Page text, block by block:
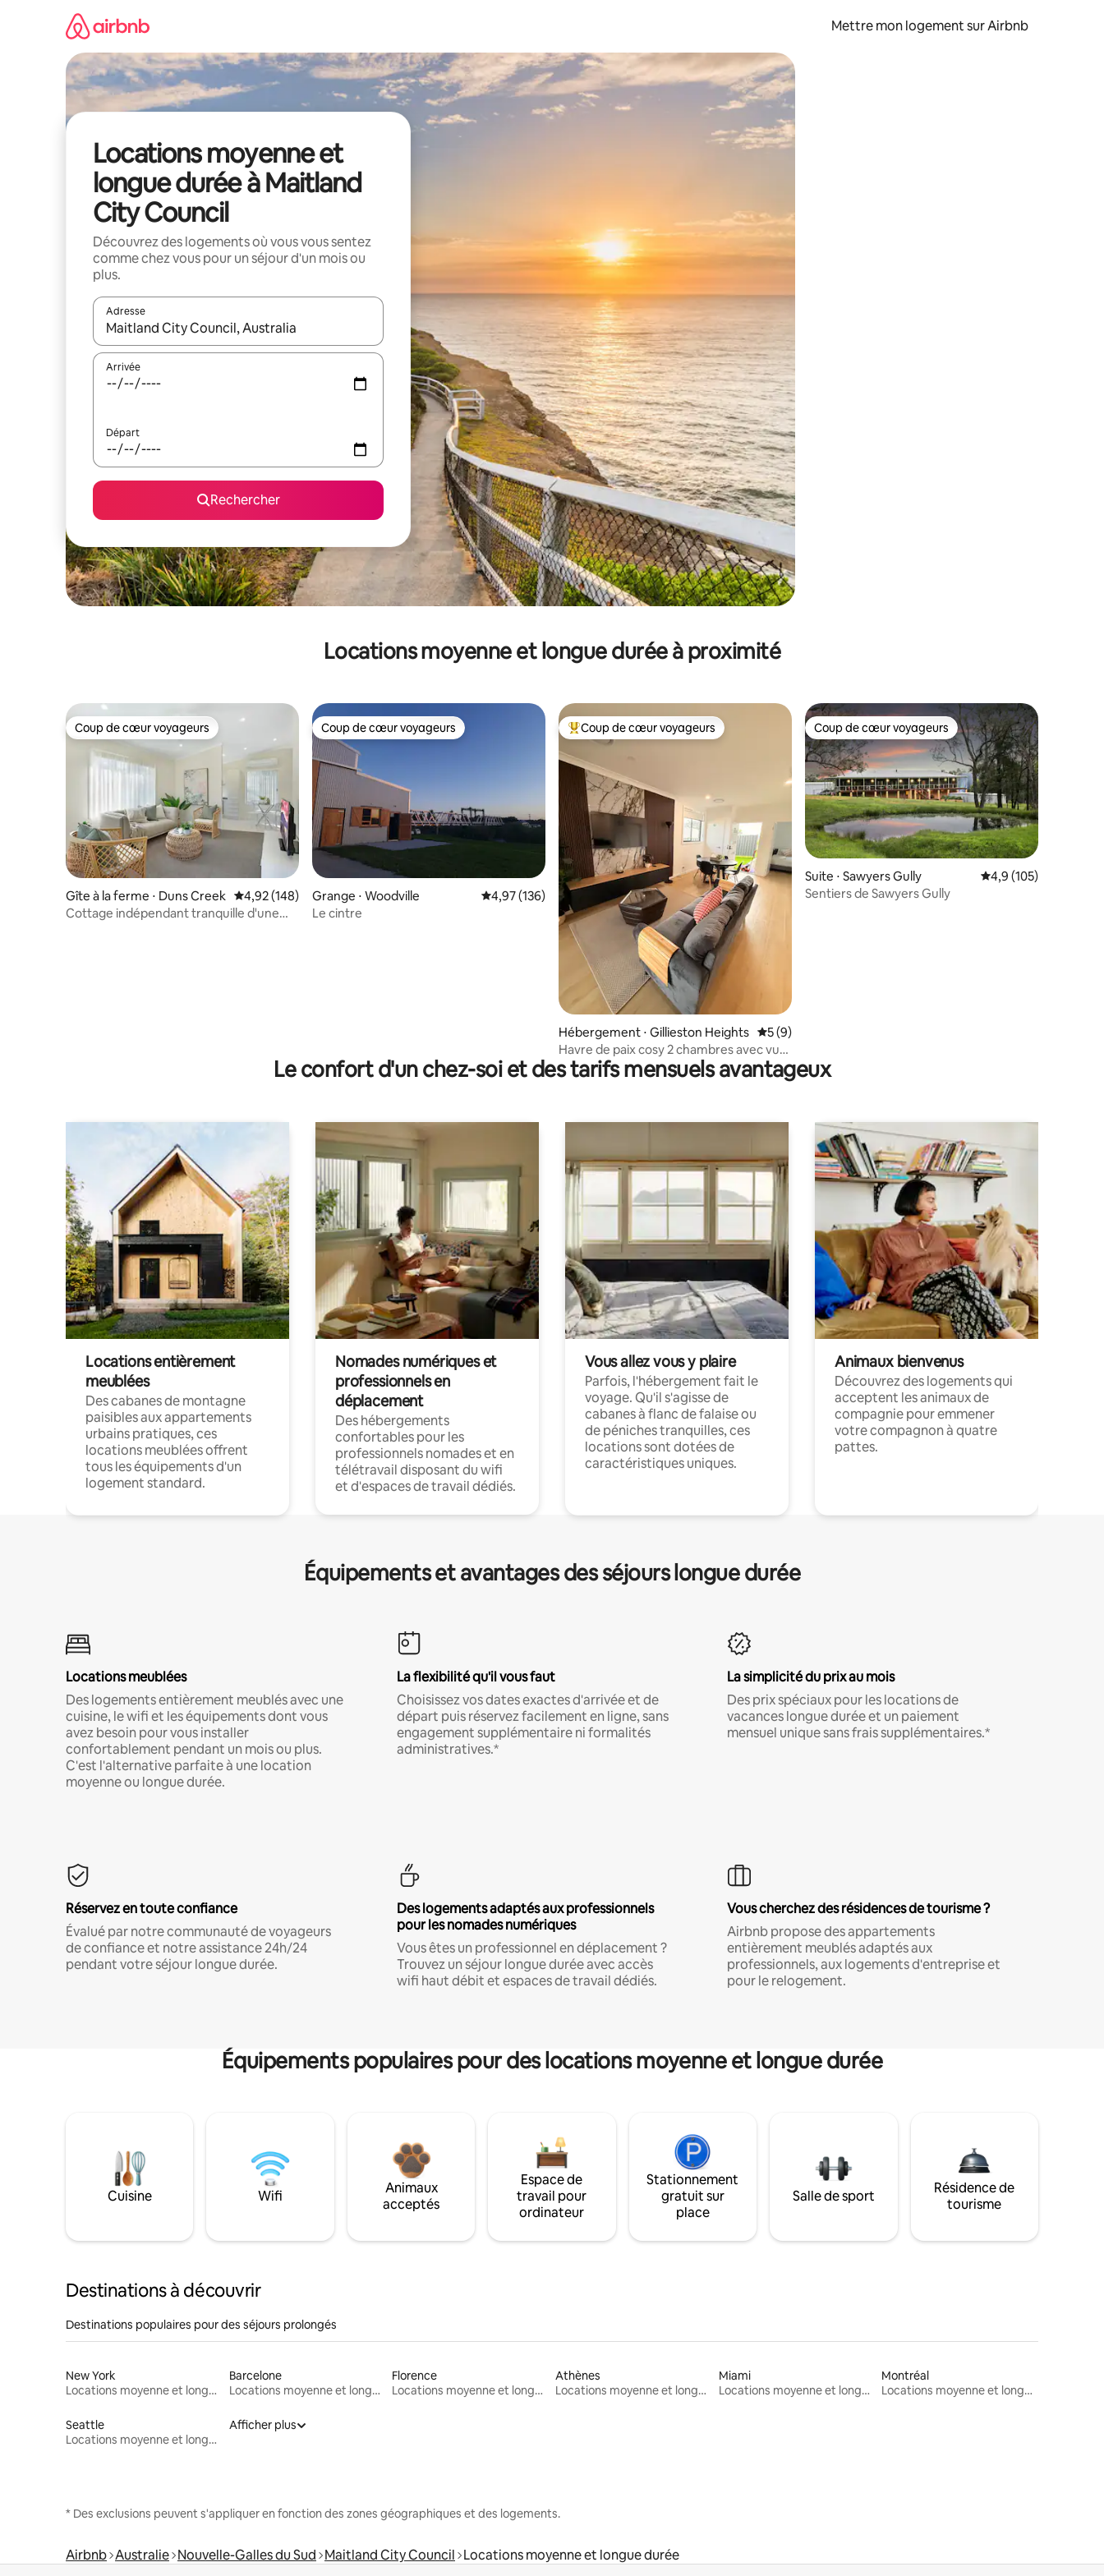
Mettre mon logement sur Airbnb
Locations moyenne et
longue durée à Maitland
City Council
Découvrez des logements où vous vous sentez
comme chez vous pour un séjour d'un mois ou
plus.
Adresse
Lorsque les résultats s'affichent, utilisez les flèches vers le haut et vers le bas pour les parcourir ou en appuyant et en faisant glisser.
Arrivée
Départ
Rechercher
Locations moyenne et longue durée à proximité
Coup de cœur voyageurs
Coup de cœur voyageurs
Gîte à la ferme ⋅ Duns Creek Évaluation moyenne sur la base de 148 commentaires : 4,92 sur 5
4,92 (148)
Cottage indépendant tranquille d'une
Coup de cœur voyageurs
Coup de cœur voyageurs
Grange ⋅ Woodville Évaluation moyenne sur la base de 136 commentaires : 4,97 sur 5
4,97 (136)
Le cintre
Coups de cœur voyageurs les plus appréciés
Coup de cœur voyageurs
Hébergement ⋅ Gillieston Heights Évaluation moyenne sur la base de 9 commentaires : 5 sur 5
5 (9)
Havre de paix cosy 2 chambres avec vue
sur le lac | Kangourous en liberté
Coup de cœur voyageurs
Coup de cœur voyageurs
Suite ⋅ Sawyers Gully Évaluation moyenne
4,9 (105)
Sentiers de Sawyers Gully
Le confort d'un chez-soi et des tarifs mensuels avantageux
Locations entièrement
meublées
Des cabanes de montagne
paisibles aux appartements
urbains pratiques, ces
locations meublées offrent
tous les équipements d'un
logement standard.
Nomades numériques et
professionnels en
déplacement
Des hébergements
confortables pour les
professionnels nomades et en
télétravail disposant du wifi
et d'espaces de travail dédiés.
Vous allez vous y plaire
Parfois, l'hébergement fait le
voyage. Qu'il s'agisse de
cabanes à flanc de falaise ou
de péniches tranquilles, ces
locations sont dotées de
caractéristiques uniques.
Animaux bienvenus
Découvrez des logements qui
acceptent les animaux de
compagnie pour emmener
votre compagnon à quatre
pattes.
Équipements et avantages des séjours longue durée
Locations meublées
Des logements entièrement meublés avec une
cuisine, le wifi et les équipements dont vous
avez besoin pour vous installer
confortablement pendant un mois ou plus.
C'est l'alternative parfaite à une location
moyenne ou longue durée.
La flexibilité qu'il vous faut
Choisissez vos dates exactes d'arrivée et de
départ puis réservez facilement en ligne, sans
engagement supplémentaire ni formalités
administratives.*
La simplicité du prix au mois
Des prix spéciaux pour les locations de
vacances longue durée et un paiement
mensuel unique sans frais supplémentaires.*
Réservez en toute confiance
Évalué par notre communauté de voyageurs
de confiance et notre assistance 24h/24
pendant votre séjour longue durée.
Des logements adaptés aux professionnels
pour les nomades numériques
Vous êtes un professionnel en déplacement ?
Trouvez un séjour longue durée avec accès
wifi haut débit et espaces de travail dédiés.
Vous cherchez des résidences de tourisme ?
Airbnb propose des appartements
entièrement meublés adaptés aux
professionnels, aux logements d'entreprise et
pour le relogement.
Équipements populaires pour des locations moyenne et longue durée
Cuisine Wifi
Animaux
acceptés
Espace de
travail pour
ordinateur
Stationnement
gratuit sur
place
Salle de sport
Résidence de
tourisme
Destinations à découvrir
Destinations populaires pour des séjours prolongés
New York
Locations moyenne et longue durée
Barcelone
Locations moyenne et longue durée
Florence
Locations moyenne et longue durée
Athènes
Locations moyenne et longue durée
Miami
Locations moyenne et longue durée
Montréal
Locations moyenne et longue durée
Seattle
Locations moyenne et longue durée
Afficher plus
* Des exclusions peuvent s'appliquer en fonction des zones géographiques et des logements.
Airbnb Australie Nouvelle-Galles du Sud Maitland City Council Locations moyenne et longue durée